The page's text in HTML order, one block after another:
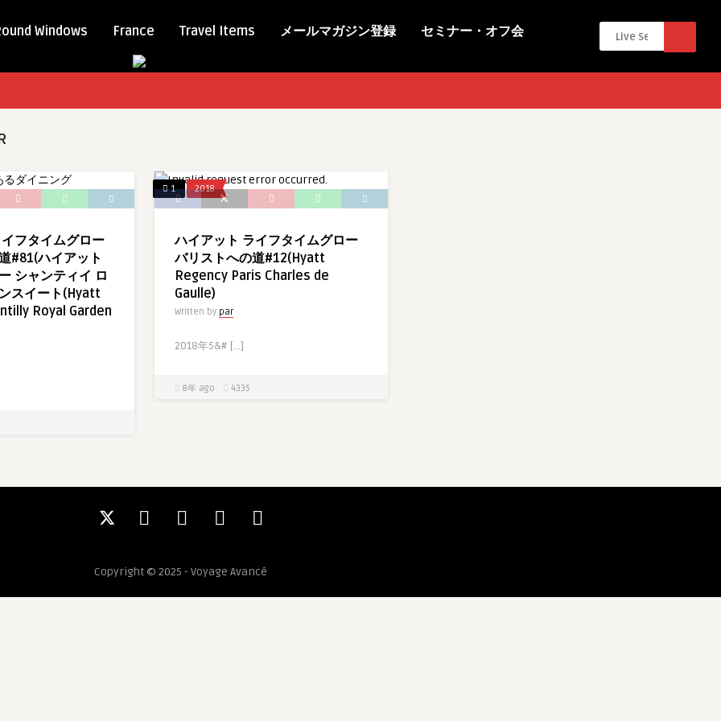
Windows France Travel Items メールマガジン登録 セミナー・オフ会
フタイムグロー
#81(ハイアット
シャンティイ ロ
スイート(Hyatt
Royal Garden
1 2018
ハイアット ライフタイムグロー
バリストへの道#12(Hyatt
Regency Paris Charles de
Gaulle)
Written by par
2018年5&# […]
8年 ago 4335
Copyright © 2025 - Voyage Avancé